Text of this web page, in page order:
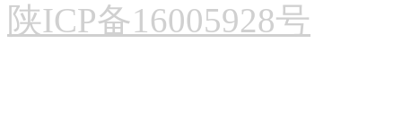
陕ICP备16005928号